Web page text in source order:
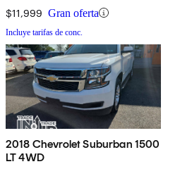
$11,999 Gran oferta
Incluye tarifas de conc.
2018 Chevrolet Suburban 1500
LT 4WD